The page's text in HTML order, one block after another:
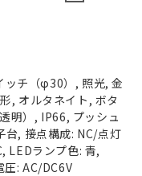
ッチ（φ30）, 照光, 金
, オルタネイト, ボタ
明）, IP66, プッシュ
台, 接点構成: NC/点灯
LEDランプ色: 青,
圧: AC/DC6V